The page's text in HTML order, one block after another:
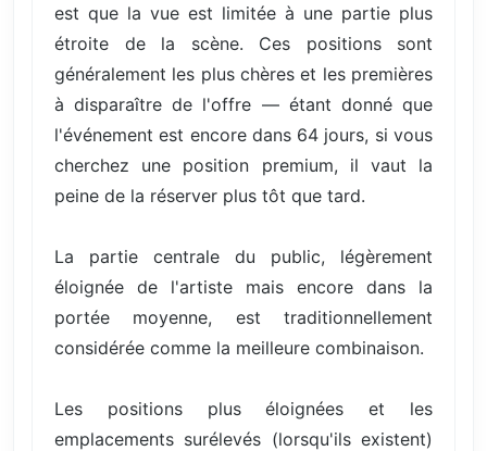
est que la vue est limitée à une partie plus
étroite de la scène. Ces positions sont
généralement les plus chères et les premières
à disparaître de l'offre — étant donné que
l'événement est encore dans 64 jours, si vous
cherchez une position premium, il vaut la
peine de la réserver plus tôt que tard.
La partie centrale du public, légèrement
éloignée de l'artiste mais encore dans la
portée moyenne, est traditionnellement
considérée comme la meilleure combinaison.
Les positions plus éloignées et les
emplacements surélevés (lorsqu'ils existent)